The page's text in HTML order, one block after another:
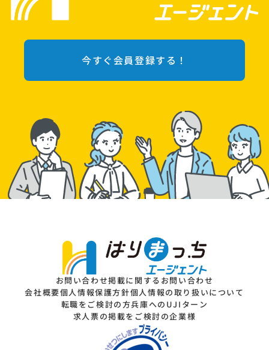
今すぐ会員登録する！
お問い合わせ掲載に関するお問い合わせ
会社概要個人情報保護方針個人情報の取り扱いについて
転職をご検討の方兵庫へのUJIターン
求人票の掲載をご検討の企業様